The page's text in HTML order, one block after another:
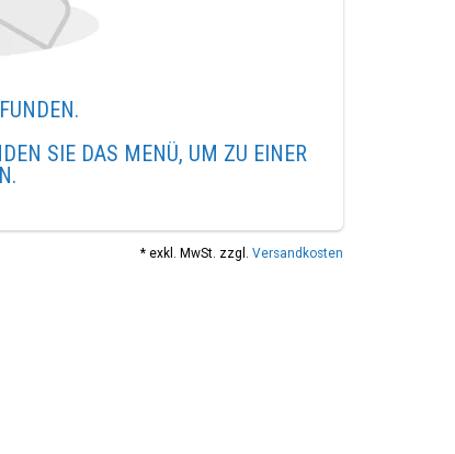
SIE DAS MENÜ, UM ZU EINER
* exkl. MwSt. zzgl. Versandkosten